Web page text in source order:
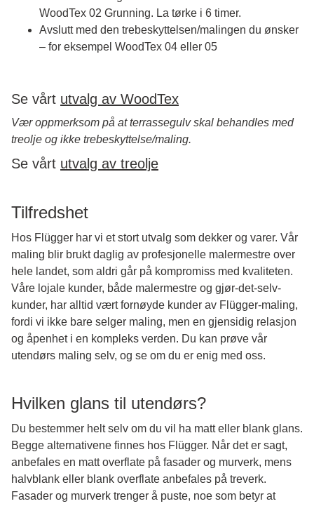
WoodTex 02 Grunning. La tørke i 6 timer.
Avslutt med den trebeskyttelsen/malingen du ønsker
– for eksempel WoodTex 04 eller 05
Se vårt utvalg av WoodTex
Vær oppmerksom på at terrassegulv skal behandles med
treolje og ikke trebeskyttelse/maling.
Se vårt utvalg av treolje
Tilfredshet
Hos Flügger har vi et stort utvalg som dekker og varer. Vår
maling blir brukt daglig av profesjonelle malermestre over
hele landet, som aldri går på kompromiss med kvaliteten.
Våre lojale kunder, både malermestre og gjør-det-selv-
kunder, har alltid vært fornøyde kunder av Flügger-maling,
fordi vi ikke bare selger maling, men en gjensidig relasjon
og åpenhet i en kompleks verden. Du kan prøve vår
utendørs maling selv, og se om du er enig med oss.
Hvilken glans til utendørs?
Du bestemmer helt selv om du vil ha matt eller blank glans.
Begge alternativene finnes hos Flügger. Når det er sagt,
anbefales en matt overflate på fasader og murverk, mens
halvblank eller blank overflate anbefales på treverk.
Fasader og murverk trenger å puste, noe som betyr at